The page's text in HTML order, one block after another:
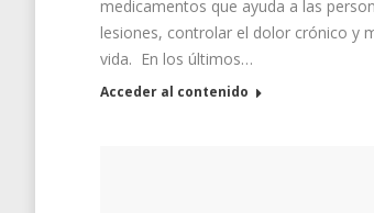
medicamentos que ayuda a las
lesiones, controlar el dolor crónico y
vida. En los últimos…
Acceder al contenido